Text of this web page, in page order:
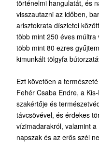
történelmi hangulatát, és
visszautazni az időben,
arisztokrata díszletei
több mint 250 éves
több mint 80 ezres
kimunkált tölgyfa
Ezt követően a
Fehér Csaba Endre, a
szakértője és
távcsövével, és érdekes
vízimadarakról, valamint
napszak és az erős szél